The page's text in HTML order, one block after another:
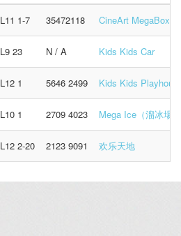
L11 1-7 35472118 CineArt MegaBox
L9 23 N / A Kids Kids Car
L12 1 5646 2499 Kids Kids
L10 1 2709 4023 Mega Ice（溜冰場）
L12 2-20 2123 9091 欢乐天地